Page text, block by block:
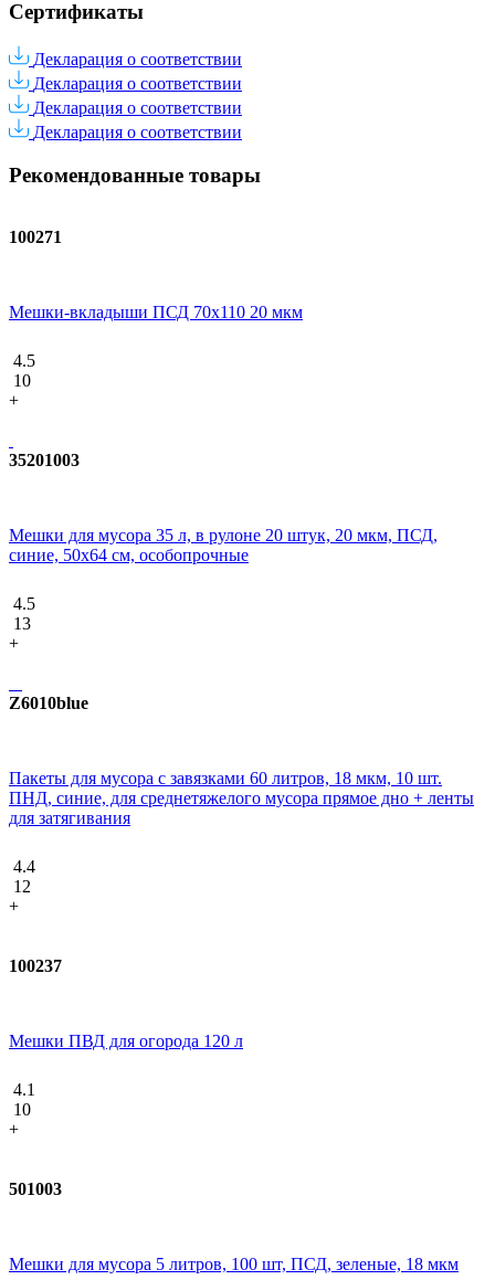
Сертификаты
Декларация о соответствии
Декларация о соответствии
Декларация о соответствии
Декларация о соответствии
Рекомендованные товары
100271
Мешки-вкладыши ПСД 70x110 20 мкм
4.5
10
+
35201003
Мешки для мусора 35 л, в рулоне 20 штук, 20 мкм, ПСД,
синие, 50х64 см, особопрочные
4.5
13
+
Z6010blue
Пакеты для мусора с завязками 60 литров, 18 мкм, 10 шт.
ПНД, синие, для среднетяжелого мусора прямое дно + ленты
для затягивания
4.4
12
+
100237
Мешки ПВД для огорода 120 л
4.1
10
+
501003
Мешки для мусора 5 литров, 100 шт, ПСД, зеленые, 18 мкм